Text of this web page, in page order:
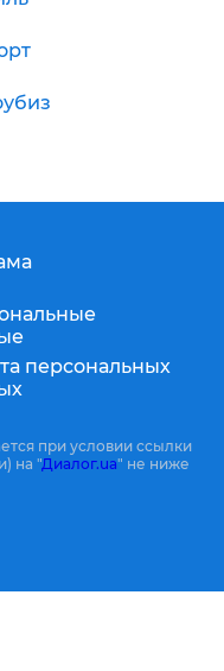
персональных
при условии ссылки
на "Диалог.ua" не ниже